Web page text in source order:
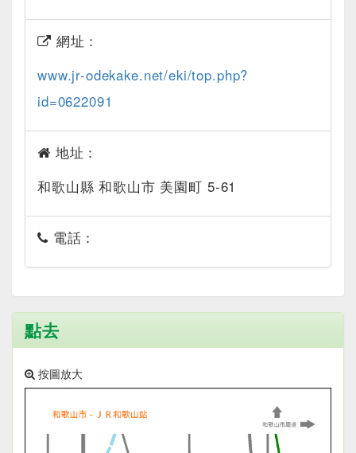
網址：
www.jr-odekake.net/eki/top.php?
id=0622091
地址：
和歌山縣 和歌山市 美園町 5-61
電話：
點去
按圖放大